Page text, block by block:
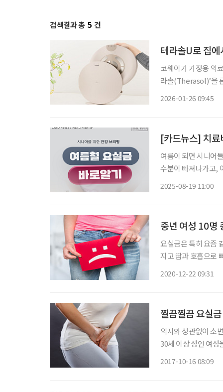
검색결과 총 5 건
테라솔U로 집
코웨이가 가정용 의료기기 시장에 본
라솔(Therasol)’을
2026-01-26 09:45
[카드뉴스] 치
여름이 되면 시니어
수분이 빠져나가고,
2025-08-19 11:00
중년 여성 10명
요실금은 특히 요즘
지고 땀과 호흡으로 빠
2020-12-22 09:31
찔끔찔끔 요실
의지와 상관없이 소
30세 이상 성인 여성
2017-10-16 08:09